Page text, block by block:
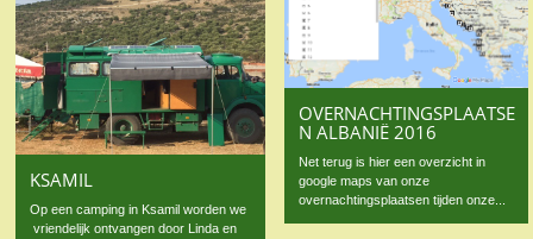
OVERNACHTINGSPLAATSE
N ALBANIË 2016
Net terug is hier een overzicht in
google maps van onze
overnachtingsplaatsen tijden onze...
KSAMIL
Op een camping in Ksamil worden we
vriendelijk ontvangen door Linda en